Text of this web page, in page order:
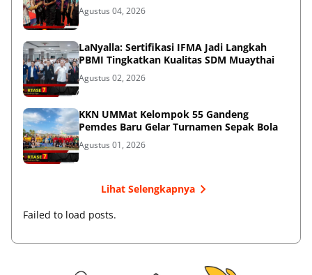
Agustus 04, 2026
LaNyalla: Sertifikasi IFMA Jadi Langkah
PBMI Tingkatkan Kualitas SDM Muaythai
Agustus 02, 2026
KKN UMMat Kelompok 55 Gandeng
Pemdes Baru Gelar Turnamen Sepak Bola
Agustus 01, 2026
Lihat Selengkapnya
Failed to load posts.